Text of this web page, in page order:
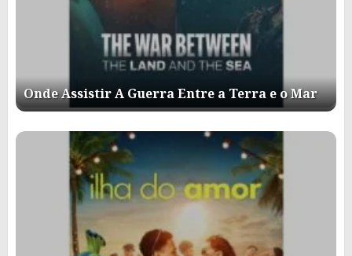
Onde Assistir A Guerra Entre a Terra e o Mar